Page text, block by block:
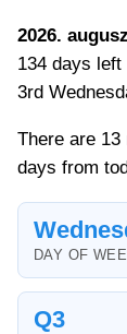
2026.
134 days
3rd
There are
days from
DAY OF
Q3